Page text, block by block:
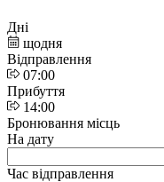
Дні
щодня
Відправлення
07:00
Прибуття
14:00
Бронювання місць
На дату
Час відправлення